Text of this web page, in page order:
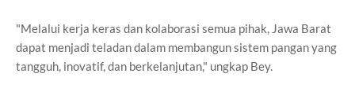
"Melalui kerja keras dan kolaborasi semua pihak, Jawa Barat
dapat menjadi teladan dalam membangun sistem pangan yang
tangguh, inovatif, dan berkelanjutan," ungkap Bey.